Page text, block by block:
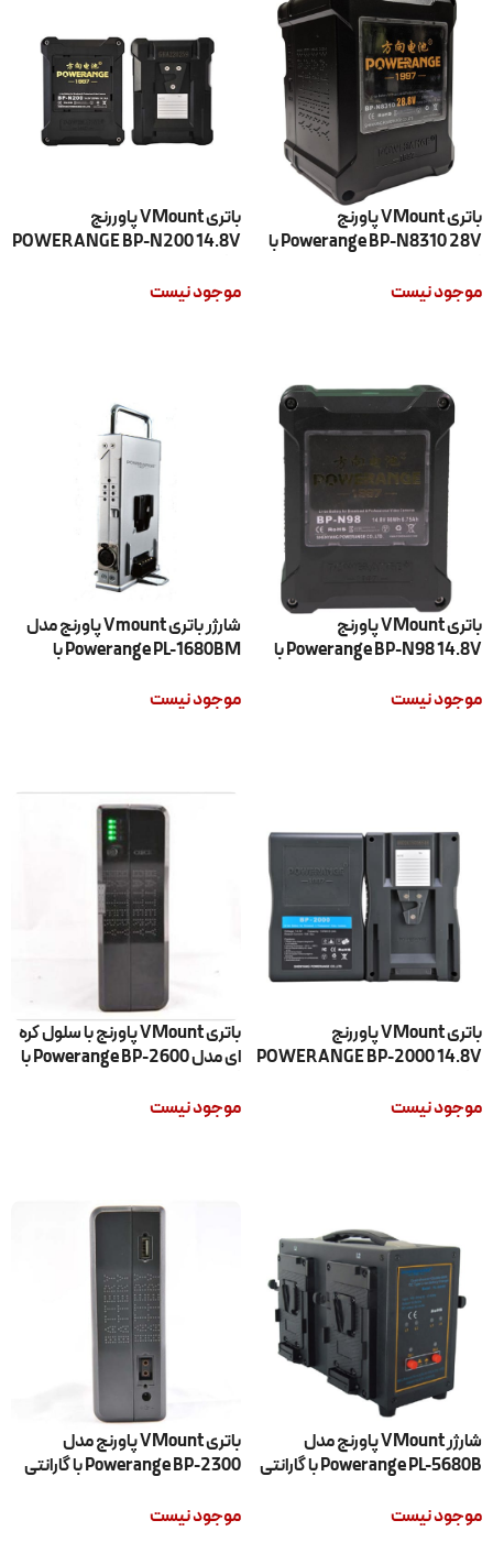
باتری VMount پاورنج
Powerange BP-N8310 28V با
موجود نیست
باتری VMount پاوررنج
POWERANGE BP-N200 14.8V
موجود نیست
باتری VMount پاورنج
Powerange BP-N98 14.8V با
موجود نیست
شارژر باتری Vmount پاورنج مدل
Powerange PL-1680BM با
موجود نیست
باتری VMount پاوررنج
POWERANGE BP-2000 14.8V
موجود نیست
باتری VMount پاورنج با سلول کره
ای مدل Powerange BP-2600 با
موجود نیست
شارژر VMount پاورنج مدل
Powerange PL-5680B با گارانتی
موجود نیست
باتری VMount پاورنج مدل
Powerange BP-2300 با گارانتی
موجود نیست